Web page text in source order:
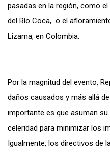
pasadas en la región, como
del Río Coca, o el
Lizama, en Colombia.
Por la magnitud del evento,
daños causados y más allá
importante es que asuman
celeridad para minimizar los
Igualmente, los directivos de